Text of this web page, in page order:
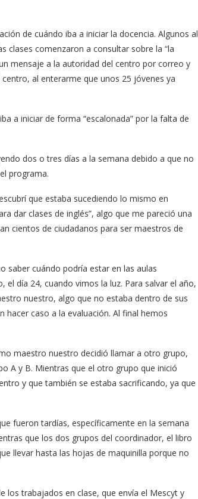
de cuándo iba a iniciar la docencia. Algunos al
clases comenzaron a consultar sobre la “la
mensaje a la autoridad del centro por correo y
al enterarme que unos 25 jóvenes ya
a iniciar de forma “escalonada” por la falta de
dos o tres días a la semana debido a que no
programa.
que estaba sucediendo lo mismo en
dar clases de inglés”, algo que me pareció una
cientos de ciudadanos para ser maestros de
saber cuándo podría estar en las aulas
día 24, cuando vimos la luz. Para salvar el año,
nuestro, algo que no estaba dentro de sus
hacer caso a la evaluación. Al final hemos
maestro nuestro decidió llamar a otro grupo,
A y B. Mientras que el otro grupo que inició
y que también se estaba sacrificando, ya que
fueron tardías, específicamente en la semana
que los dos grupos del coordinador, el libro
llevar hasta las hojas de maquinilla porque no
los trabajados en clase, que envía el Mescyt y